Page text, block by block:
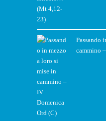
Passando
cammino